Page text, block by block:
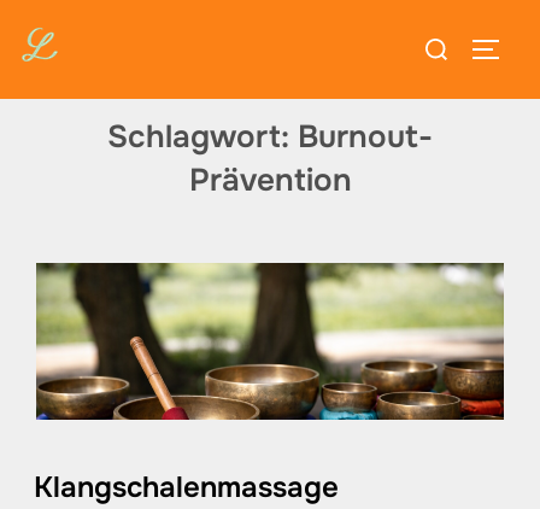
Inhalt
Suchen
Schlagwort: Burnout-
Prävention
Klangschalenmassage